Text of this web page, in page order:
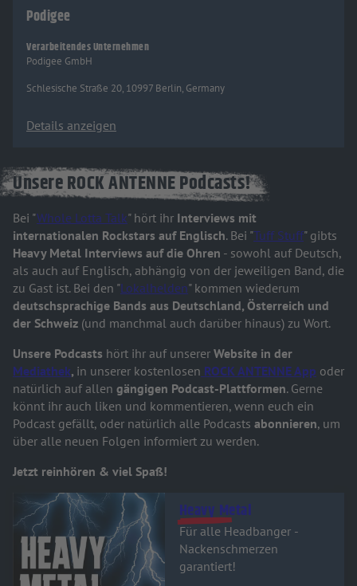
Podigee
Verarbeitendes Unternehmen
Podigee GmbH
Schlesische Straße 20, 10997 Berlin, Germany
Details anzeigen
Unsere ROCK ANTENNE Podcasts!
Bei "Whole Lotta Talk" hört ihr Interviews mit
internationalen Rockstars auf Englisch. Bei "Tuff Stuff" gibts
Heavy Metal Interviews auf die Ohren - sowohl auf Deutsch,
als auch auf Englisch, abhängig von der jeweiligen Band, die
zu Gast ist. Bei den "Lokalhelden" kommen wiederum
deutschsprachige Bands aus Deutschland, Österreich und
der Schweiz (und manchmal auch darüber hinaus) zu Wort.
Unsere Podcasts hört ihr auf unserer Website in der
Mediathek, in unserer kostenlosen ROCK ANTENNE App oder
natürlich auf allen gängigen Podcast-Plattformen. Gerne
könnt ihr auch liken und kommentieren, wenn euch ein
Podcast gefällt, oder natürlich alle Podcasts abonnieren, um
über alle neuen Folgen informiert zu werden.
Jetzt reinhören & viel Spaß!
Audiotitel - Heavy Metal
Heavy Metal
Für alle Headbanger -
Nackenschmerzen
garantiert!